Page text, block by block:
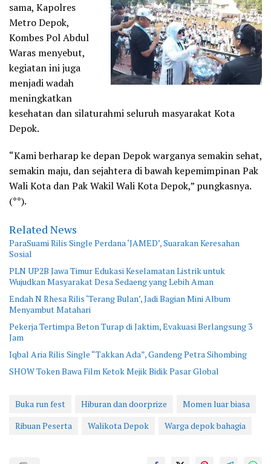
sama, Kapolres
Metro Depok,
Kombes Pol Abdul
Waras menyebut,
kegiatan ini juga
menjadi wadah
meningkatkan
kesehatan dan silaturahmi seluruh masyarakat Kota
Depok.
“Kami berharap ke depan Depok warganya semakin sehat,
semakin maju, dan sejahtera di bawah kepemimpinan Pak
Wali Kota dan Pak Wakil Wali Kota Depok,” pungkasnya.
(**).
Related News
ParaSuami Rilis Single Perdana ‘JAMED’, Suarakan Keresahan
Sosial
PLN UP2B Jawa Timur Edukasi Keselamatan Listrik untuk
Wujudkan Masyarakat Desa Sedaeng yang Lebih Aman
Endah N Rhesa Rilis ‘Terang Bulan’, Jadi Bagian Mini Album
Menyambut Matahari
Pekerja Tertimpa Beton Turap di Jaktim, Evakuasi Berlangsung 3
Jam
Iqbal Aria Rilis Single “Takkan Ada”, Gandeng Petra Sihombing
SHOW Token Bawa Film Ketok Mejik Bidik Pasar Global
Buka run fest Hiburan dan doorprize
Momen luar biasa
Ribuan Peserta
Walikota Depok Warga depok bahagia